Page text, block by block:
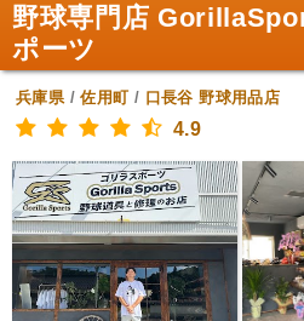
野球専門店
ポーツ
兵庫県/佐用町/ 口長谷 野球用品店
4.9